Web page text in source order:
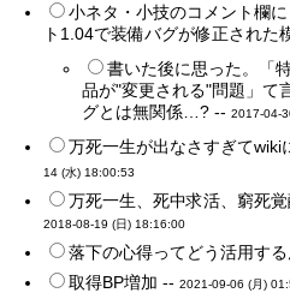
小ネタ・小技のコメント欄
ト1.04で装備バグが修正された
書いた後に思った。「
品が"変更される"問題」て
グとは無関係…? --2017-04-
万死一生が出なさすぎて
14 (水) 18:00:53
万死一生、死中求活、窮死
2018-08-19 (日) 18:16:00
落下の心得ってどう活用す
取得BP増加 --2021-09-06 (月)